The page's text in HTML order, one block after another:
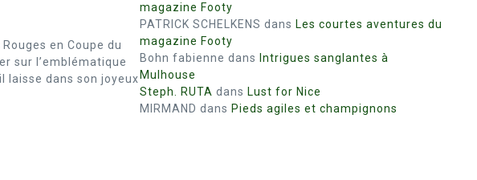
en Coupe du
sur l’emblématique
laisse dans son joyeux
magazine Footy
PATRICK SCHELKENS dans Les courtes aventures du
magazine Footy
Bohn fabienne dans
Intrigues sanglantes à
Mulhouse
Steph. RUTA dans Lust for Nice
MIRMAND dans Pieds agiles et champignons